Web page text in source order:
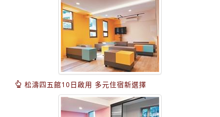
松濤四五館10日啟用 多元住宿新選擇